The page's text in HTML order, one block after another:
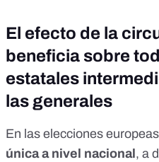
El efecto de la
beneficia sobre
estatales
las generales
En las elecciones
única a nivel nacional , a